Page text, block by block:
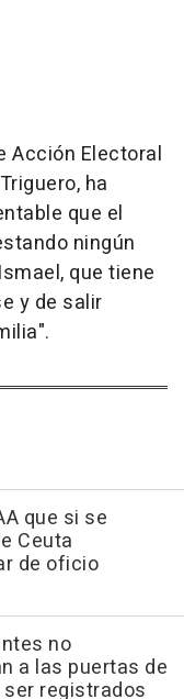
Acción Electoral
ha
que el
ningún
que tiene
y de salir
que si se
Ceuta
de oficio
no
a las puertas de
registrados